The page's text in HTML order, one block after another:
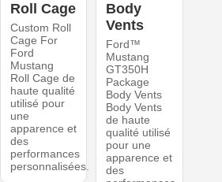
Roll Cage
Custom Roll
Cage For
Ford
Mustang
Roll Cage de
haute qualité
utilisé pour
une
apparence et
des
performances
personnalisées.
Body
Vents
Ford™
Mustang
GT350H
Package
Body Vents
Body Vents
de haute
qualité utilisé
pour une
apparence et
des